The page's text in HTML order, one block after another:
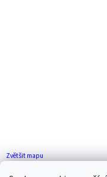
Zvětšit mapu